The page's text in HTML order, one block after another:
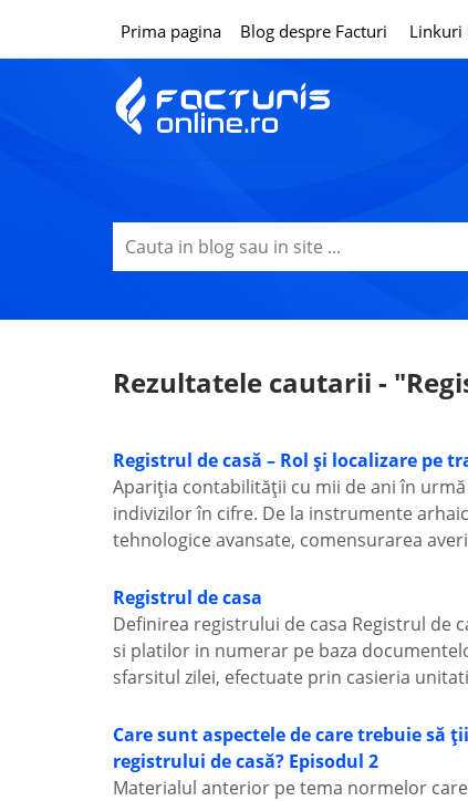
Prima pagina Blog despre Facturi Linkuri
Rezultatele cautarii -
Registrul de casă – Rol și localizare pe
Apariția contabilității cu mii de ani în
indivizilor în cifre. De la instrumente
tehnologice avansate, comensurarea
Registrul de casa
Definirea registrului de casa Registrul de
si platilor in numerar pe baza
sfarsitul zilei, efectuate prin casieria
Care sunt aspectele de care trebuie
registrului de casă? Episodul 2
Materialul anterior pe tema normelor